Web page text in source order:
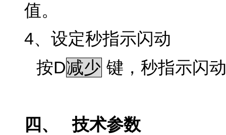
值。
4、设定秒指示闪动
按D减少 键，秒指示闪
四、
技术参数